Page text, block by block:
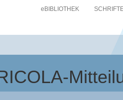
eBIBLIOTHEK